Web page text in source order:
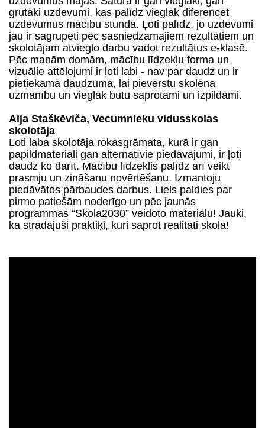
grūtāki uzdevumi, kas palīdz vieglāk diferencēt
uzdevumus mācību stundā. Ļoti palīdz, jo uzdevumi
jau ir sagrupēti pēc sasniedzamajiem rezultātiem un
skolotājam atvieglo darbu vadot rezultātus e-klasē.
Pēc manām domām, mācību līdzekļu forma un
vizuālie attēlojumi ir ļoti labi - nav par daudz un ir
pietiekamā daudzumā, lai pievērstu skolēna
uzmanību un vieglāk būtu saprotami un izpildāmi.
Aija Staškēviča, Vecumnieku vidusskolas
skolotāja
Ļoti laba skolotāja rokasgrāmata, kurā ir gan
papildmateriāli gan alternatīvie piedāvājumi, ir ļoti
daudz ko darīt. Mācību līdzeklis palīdz arī veikt
prasmju un zināšanu novērtēšanu. Izmantoju
piedāvātos pārbaudes darbus. Liels paldies par
pirmo patiešām noderīgo un pēc jaunās
programmas “Skola2030” veidoto materiālu! Jauki,
ka strādājuši praktiķi, kuri saprot realitāti skolā!